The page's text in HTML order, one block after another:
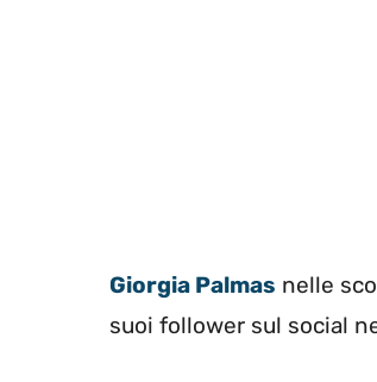
Giorgia Palmas nelle
suoi follower sul social